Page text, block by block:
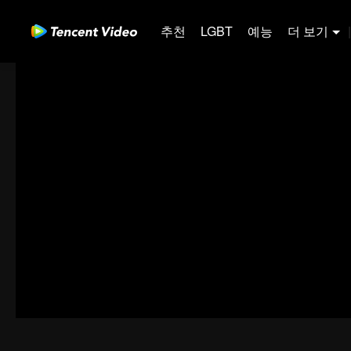
추천 LGBT 예능 더 보기 |